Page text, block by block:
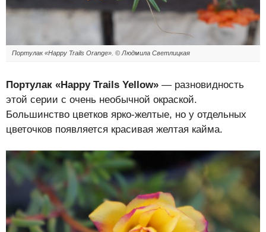
Портулак «Happy Trails Orange». © Людмила Светлицкая
Портулак «Happy Trails Yellow» — разновидность
этой серии с очень необычной окраской.
Большинство цветков ярко-желтые, но у отдельных
цветочков появляется красивая желтая кайма.